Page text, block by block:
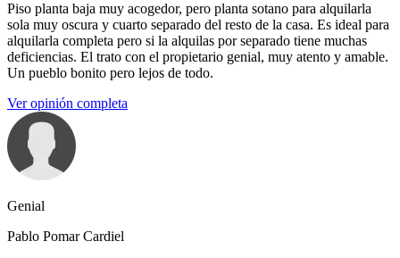
Piso planta baja muy acogedor, pero planta sotano para alquilarla
sola muy oscura y cuarto separado del resto de la casa. Es ideal para
alquilarla completa pero si la alquilas por separado tiene muchas
deficiencias. El trato con el propietario genial, muy atento y amable.
Un pueblo bonito pero lejos de todo.
Ver opinión completa
Genial
Pablo Pomar Cardiel